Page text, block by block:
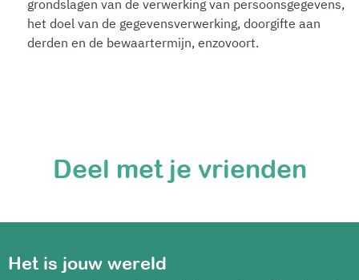
grondslagen van de verwerking van persoonsgegevens,
het doel van de gegevensverwerking, doorgifte aan
derden en de bewaartermijn, enzovoort.
Deel met je vrienden
Het is jouw wereld